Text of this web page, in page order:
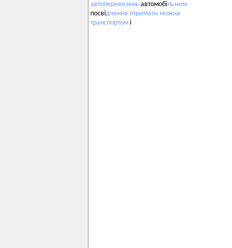
автоперевезень автомобільним
посвідчення отримати можна
транспортом і